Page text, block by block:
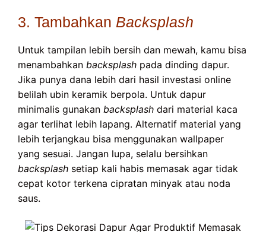
3. Tambahkan Backsplash
Untuk tampilan lebih bersih dan mewah, kamu bisa
menambahkan backsplash pada dinding dapur.
Jika punya dana lebih dari hasil investasi online
belilah ubin keramik berpola. Untuk dapur
minimalis gunakan backsplash dari material kaca
agar terlihat lebih lapang. Alternatif material yang
lebih terjangkau bisa menggunakan wallpaper
yang sesuai. Jangan lupa, selalu bersihkan
backsplash setiap kali habis memasak agar tidak
cepat kotor terkena cipratan minyak atau noda
saus.